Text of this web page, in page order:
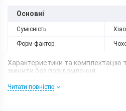
Основні
Сумісність
Форм-фактор
Характеристики та комплектацію
змінити без повідомлення.
Читати повністю